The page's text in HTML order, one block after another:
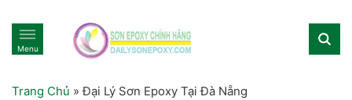
Menu
Trang Chủ »Đại Lý Sơn Epoxy Tại Đà Nẵng